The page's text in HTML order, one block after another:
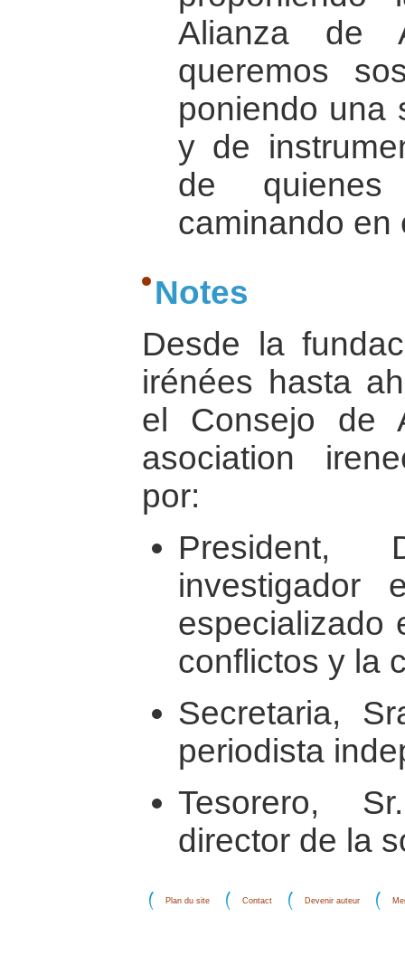
Alianza de
queremos
poniendo una
y de
de quienes
caminando en
Notes
Desde la
irénées hasta
el Consejo de
asociation
por:
President,
investigador
especializado
conflictos y la
Secretaria,
periodista
Tesorero,
director de la
Plan du site Contact Devenir auteur